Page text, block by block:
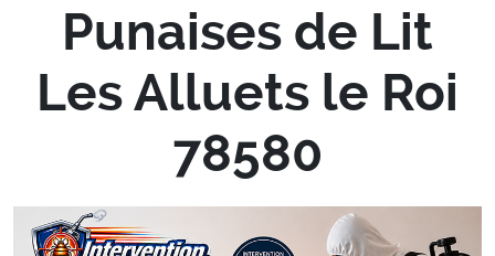
Punaises de Lit
Les Alluets le Roi
78580